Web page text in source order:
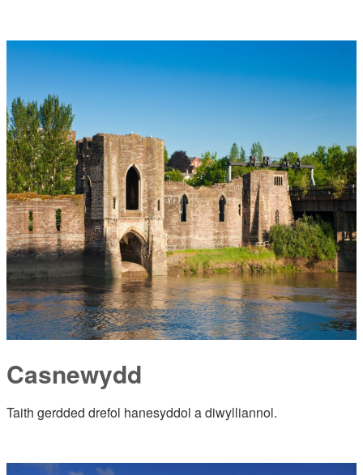
Casnewydd
Taith gerdded drefol hanesyddol a diwylliannol.